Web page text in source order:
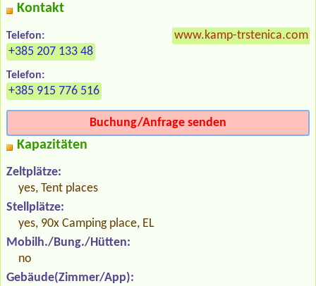
Kontakt
Telefon:
+385 207 133 48
Telefon:
+385 915 776 516
www.kamp-trstenica.com
Buchung/Anfrage senden
Kapazitäten
Zeltplätze:
yes, Tent places
Stellplätze:
yes, 90x Camping place, EL
Mobilh./Bung./Hütten:
no
Gebäude(Zimmer/App):